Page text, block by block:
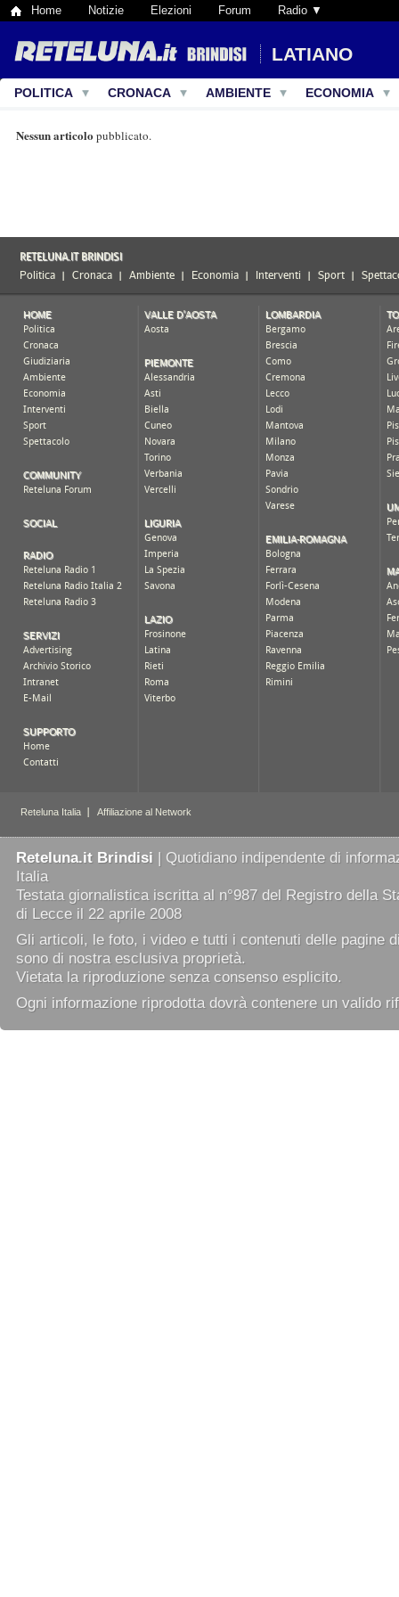
Home Notizie Elezioni Forum Radio ▼
LATIANO
POLITICA CRONACA AMBIENTE ECONOMIA
Nessun articolo pubblicato.
Reteluna.it Brindisi | Quotidiano indipendente di
Italia
Testata giornalistica iscritta al n°987 del Registro della
di Lecce il 22 aprile 2008
Gli articoli, le foto, i video e tutti i contenuti delle pagine
sono di nostra esclusiva proprietà.
Vietata la riproduzione senza consenso esplicito.
Ogni informazione riprodotta dovrà contenere un valido